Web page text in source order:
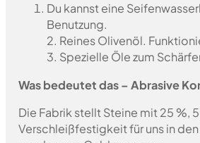
Du kannst eine
Benutzung.
2. Reines Olivenöl.
3. Spezielle Öle zum
Was bedeutet das – Abrasive
Die Fabrik stellt Steine mit 25 %,
Verschleißfestigkeit für uns in